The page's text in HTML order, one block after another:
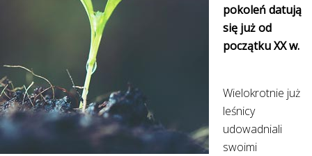
pokoleń datują
się już od
początku XX w.
Wielokrotnie już
leśnicy
udowadniali
swoimi